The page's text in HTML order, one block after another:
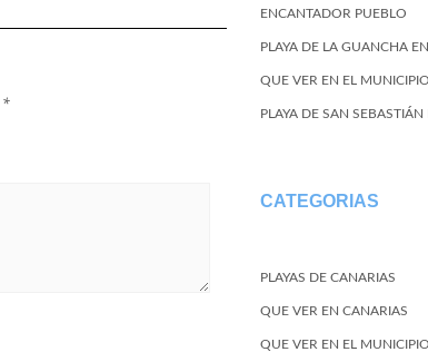
*
ENCANTADOR PUEBLO
PLAYA DE LA GUANCHA
QUE VER EN EL
PLAYA DE SAN
CATEGORIAS
PLAYAS DE CANARIAS
QUE VER EN CANARIAS
QUE VER EN EL